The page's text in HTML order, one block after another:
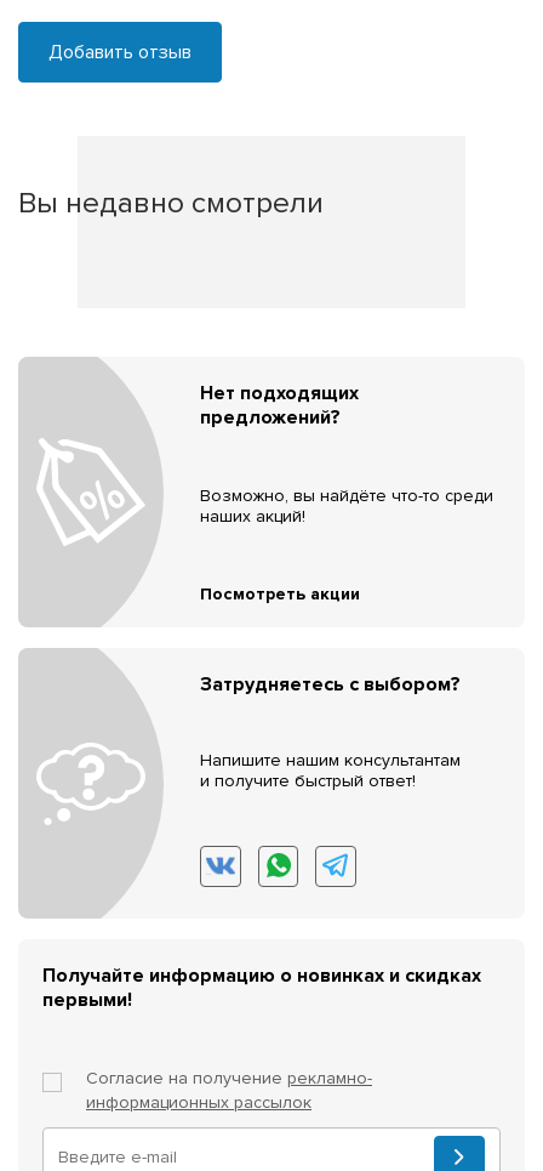
Добавить отзыв
Вы недавно смотрели
Нет подходящих
предложений?
Возможно, вы найдёте что-то среди
наших акций!
Посмотреть акции
Затрудняетесь с выбором?
Напишите нашим консультантам
и получите быстрый ответ!
Получайте информацию о новинках и скидках
первыми!
Согласие на получение рекламно-
информационных рассылок